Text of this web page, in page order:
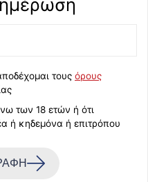
τους όρους
των 18 ετών ή ότι
ή κηδεμόνα ή επιτρόπου